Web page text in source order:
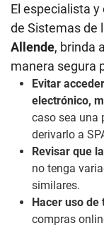
El especialista
de Sistemas de
Allende, brinda
manera segura
Evitar
electrónico,
caso sea una
derivarlo a
Revisar que
no tenga
similares.
Hacer uso
compras